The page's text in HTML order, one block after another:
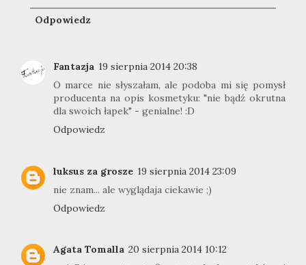
Odpowiedz
Fantazja 19 sierpnia 2014 20:38
O marce nie słyszałam, ale podoba mi się pomysł
producenta na opis kosmetyku: "nie bądź okrutna
dla swoich łapek" - genialne! :D
Odpowiedz
luksus za grosze 19 sierpnia 2014 23:09
nie znam... ale wyglądaja ciekawie ;)
Odpowiedz
Agata Tomalla 20 sierpnia 2014 10:12